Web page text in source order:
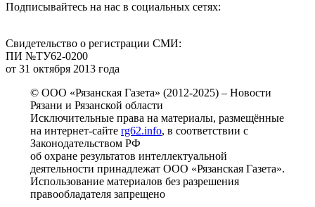
Подписывайтесь на нас в социальных сетях:
Свидетельство о регистрации СМИ:
ПИ №ТУ62-0200
от 31 октября 2013 года
© ООО «Рязанская Газета» (2012-2025) – Новости
Рязани и Рязанской области
Исключительные права на материалы, размещённые
на интернет-сайте rg62.info, в соответствии с
Законодательством РФ
об охране результатов интеллектуальной
деятельности принадлежат ООО «Рязанская Газета».
Использование материалов без разрешения
правообладателя запрещено